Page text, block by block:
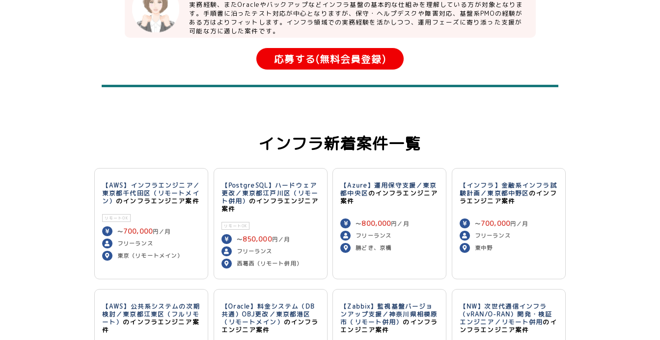
実務経験、またOracleやバックアップなどインフラ基盤の基本的な仕組みを理解している方が対象となりま
す。手順書に沿ったテスト対応が中心となりますが、保守・ヘルプデスクや障害対応、基盤系PMOの経験が
ある方はよりフィットします。インフラ領域での実務経験を活かしつつ、運用フェーズに寄り添った支援が
可能な方に適した案件です。
応募する(無料会員登録)
インフラ新着案件一覧
【AWS】インフラエンジニア／
東京都千代田区（リモートメイ
ン） のインフラエンジニア案件
リモートOK
〜700,000円／月
フリーランス
東京（リモートメイン）
【PostgreSQL】ハードウェア
更改／東京都江戸川区（リモー
ト併用） のインフラエンジニア
案件
リモートOK
〜850,000円／月
フリーランス
西葛西（リモート併用）
【Azure】運用保守支援／東京
都中央区のインフラエンジニア
案件
〜800,000円／月
フリーランス
勝どき、京橋
【インフラ】金融系インフラ試
験計画／東京都中野区のインフ
ラエンジニア案件
〜700,000円／月
フリーランス
東中野
【AWS】公共系システムの次期
検討／東京都江東区（フルリモ
ート） のインフラエンジニア案
件
【Oracle】料金システム（DB
共通）OBJ更改／東京都港区
（リモートメイン） のインフラ
エンジニア案件
【Zabbix】監視基盤バージョ
ンアップ支援／神奈川県相模原
市（リモート併用） のインフラ
エンジニア案件
【NW】次世代通信インフラ
（vRAN/O-RAN）開発・検証
エンジニア／リモート併用のイ
ンフラエンジニア案件